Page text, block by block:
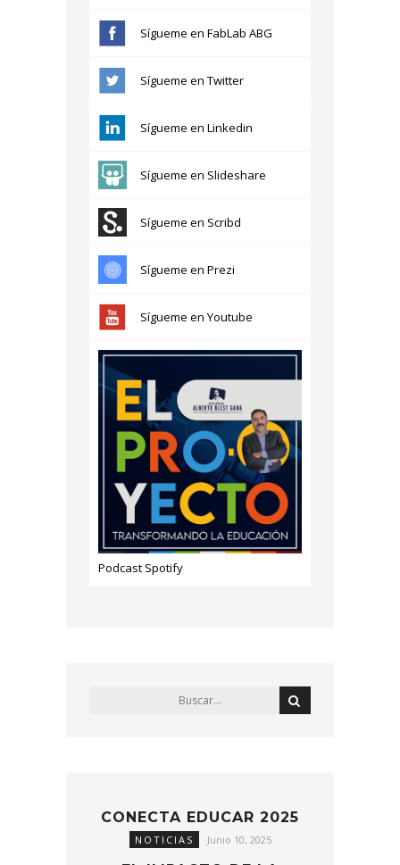
Sígueme en FabLab ABG
Sígueme en Twitter
Sígueme en Linkedin
Sígueme en Slideshare
Sígueme en Scribd
Sígueme en Prezi
Sígueme en Youtube
Podcast Spotify
CONECTA EDUCAR 2025
NOTICIAS Junio 10, 2025